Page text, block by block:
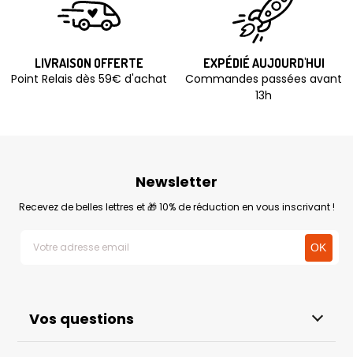
LIVRAISON OFFERTE
Point Relais dès 59€ d'achat
EXPÉDIÉ AUJOURD'HUI
Commandes passées avant
13h
Vos questions
Newsletter
Recevez de belles lettres et 🎁 10% de réduction en vous inscrivant !